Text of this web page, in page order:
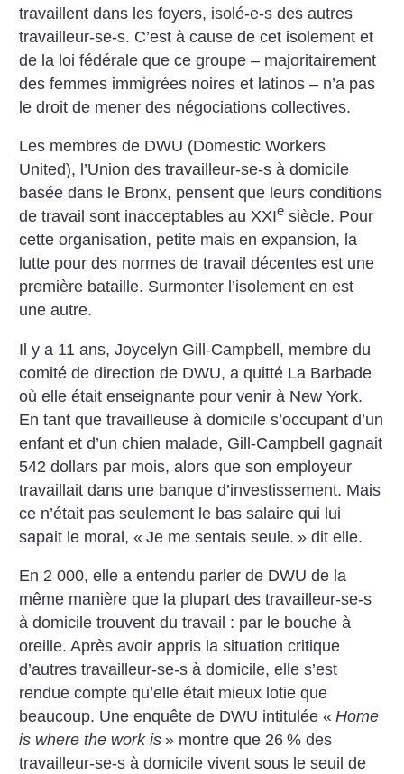
travaillent dans les foyers, isolé-e-s des autres
travailleur-se-s. C’est à cause de cet isolement et
de la loi fédérale que ce groupe – majoritairement
des femmes immigrées noires et latinos – n’a pas
le droit de mener des négociations collectives.
Les membres de DWU (Domestic Workers
United), l’Union des travailleur-se-s à domicile
basée dans le Bronx, pensent que leurs conditions
de travail sont inacceptables au XXIe siècle. Pour
cette organisation, petite mais en expansion, la
lutte pour des normes de travail décentes est une
première bataille. Surmonter l’isolement en est
une autre.
Il y a 11 ans, Joycelyn Gill-Campbell, membre du
comité de direction de DWU, a quitté La Barbade
où elle était enseignante pour venir à New York.
En tant que travailleuse à domicile s’occupant d’un
enfant et d’un chien malade, Gill-Campbell gagnait
542 dollars par mois, alors que son employeur
travaillait dans une banque d’investissement. Mais
ce n’était pas seulement le bas salaire qui lui
sapait le moral, « Je me sentais seule. » dit elle.
En 2 000, elle a entendu parler de DWU de la
même manière que la plupart des travailleur-se-s
à domicile trouvent du travail : par le bouche à
oreille. Après avoir appris la situation critique
d’autres travailleur-se-s à domicile, elle s’est
rendue compte qu’elle était mieux lotie que
beaucoup. Une enquête de DWU intitulée « Home
is where the work is » montre que 26 % des
travailleur-se-s à domicile vivent sous le seuil de